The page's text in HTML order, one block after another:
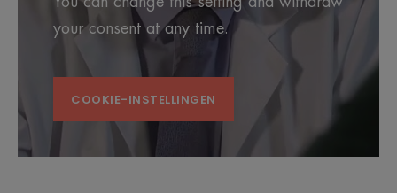
your consent at any time.
COOKIE-INSTELLINGEN